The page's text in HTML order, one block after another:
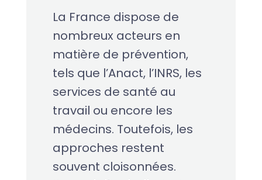
La France dispose de
nombreux acteurs en
matière de prévention,
tels que l’Anact, l’INRS, les
services de santé au
travail ou encore les
médecins. Toutefois, les
approches restent
souvent cloisonnées.